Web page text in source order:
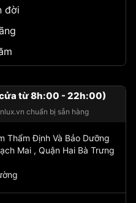
đời
từ 8h:00 - 22h:00)
chuẩn bị sẵn hàng
Thẩm Định Và Bảo Dưỡng
Mai , Quận Hai Bà Trưng